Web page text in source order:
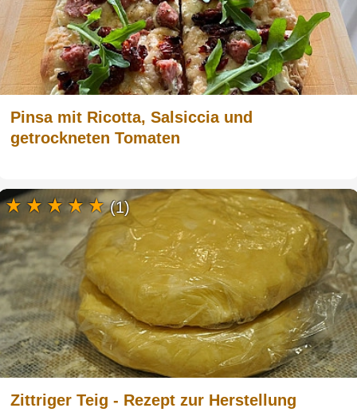
Pinsa mit Ricotta, Salsiccia und
getrockneten Tomaten
Zittriger Teig - Rezept zur Herstellung
(1)